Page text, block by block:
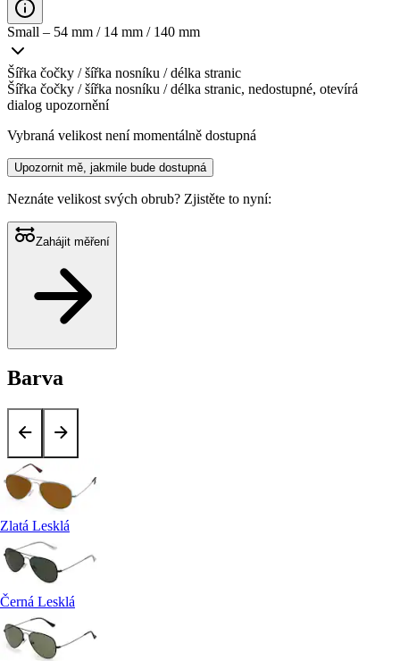
Small – 54 mm / 14 mm / 140 mm
Šířka čočky / šířka nosníku / délka stranic
Šířka čočky / šířka nosníku / délka stranic, nedostupné, otevírá
dialog upozornění
Vybraná velikost není momentálně dostupná
Upozornit mě, jakmile bude dostupná
Neznáte velikost svých obrub? Zjistěte to nyní:
Zahájit měření
Barva
Zlatá Lesklá
Černá Lesklá